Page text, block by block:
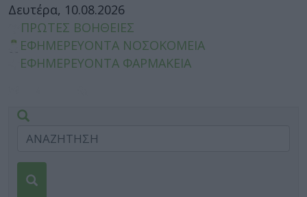
Δευτέρα, 10.08.2026
ΠΡΩΤΕΣ ΒΟΗΘΕΙΕΣ
ΕΦΗΜΕΡΕΥΟΝΤΑ ΝΟΣΟΚΟΜΕΙΑ
ΕΦΗΜΕΡΕΥΟΝΤΑ ΦΑΡΜΑΚΕΙΑ